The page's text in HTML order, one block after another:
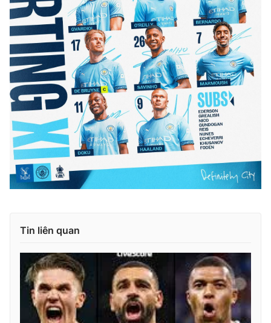
Bên lề
Tin liên quan